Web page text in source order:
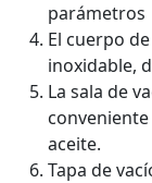
parámetros
El cuerpo
inoxidable,
La sala de
aceite.
Tapa de